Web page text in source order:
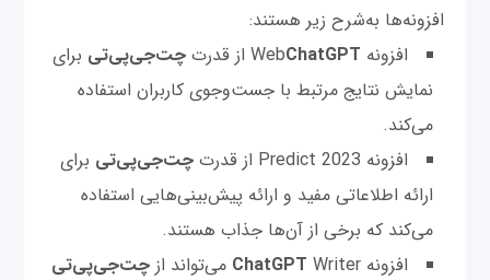
افزونه‌ها به‌شرح زیر هستند:
افزونه Web ChatGPT از قدرتچت‌‌جی‌پی‌تی برای
نمایش نتایج مرتبط با جست‌وجوی کاربران استفاده
می‌کند.
افزونه Predict 2023 از قدرت
چت‌‌جی‌پی‌تی برای
ارائه اطلاعاتی مفید و ارائه پیش‌بینی‌هایی استفاده
می‌کند که برخی از آن‌ها جذاب هستند.
افزونه
ChatGPT Writer می‌تواند از
چت‌‌جی‌پی‌تی